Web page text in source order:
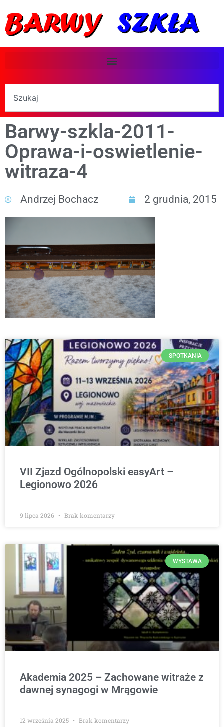
Barwy-szkla-2011-
Oprawa-i-oswietlenie-
witraza-4
Andrzej Bochacz 2 grudnia, 2015
SPOTKANIA
VII Zjazd Ogólnopolski easyArt –
Legionowo 2026
9 lipca 2026 Brak komentarzy
WYSTAWA
Akademia 2025 – Zachowane witraże z
dawnej synagogi w Mrągowie
12 września 2025 Brak komentarzy